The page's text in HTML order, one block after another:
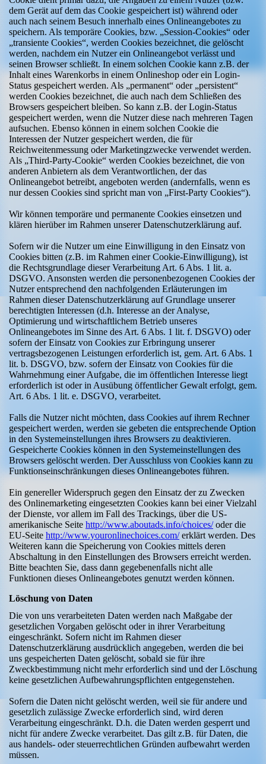
dem Gerät auf dem das Cookie gespeichert ist) während oder
auch nach seinem Besuch innerhalb eines Onlineangebotes zu
speichern. Als temporäre Cookies, bzw. „Session-Cookies“ oder
„transiente Cookies“, werden Cookies bezeichnet, die gelöscht
werden, nachdem ein Nutzer ein Onlineangebot verlässt und
seinen Browser schließt. In einem solchen Cookie kann z.B. der
Inhalt eines Warenkorbs in einem Onlineshop oder ein Login-
Status gespeichert werden. Als „permanent“ oder „persistent“
werden Cookies bezeichnet, die auch nach dem Schließen des
Browsers gespeichert bleiben. So kann z.B. der Login-Status
gespeichert werden, wenn die Nutzer diese nach mehreren Tagen
aufsuchen. Ebenso können in einem solchen Cookie die
Interessen der Nutzer gespeichert werden, die für
Reichweitenmessung oder Marketingzwecke verwendet werden.
Als „Third-Party-Cookie“ werden Cookies bezeichnet, die von
anderen Anbietern als dem Verantwortlichen, der das
Onlineangebot betreibt, angeboten werden (andernfalls, wenn es
nur dessen Cookies sind spricht man von „First-Party Cookies“).
Wir können temporäre und permanente Cookies einsetzen und
klären hierüber im Rahmen unserer Datenschutzerklärung auf.
Sofern wir die Nutzer um eine Einwilligung in den Einsatz von
Cookies bitten (z.B. im Rahmen einer Cookie-Einwilligung), ist
die Rechtsgrundlage dieser Verarbeitung Art. 6 Abs. 1 lit. a.
DSGVO. Ansonsten werden die personenbezogenen Cookies der
Nutzer entsprechend den nachfolgenden Erläuterungen im
Rahmen dieser Datenschutzerklärung auf Grundlage unserer
berechtigten Interessen (d.h. Interesse an der Analyse,
Optimierung und wirtschaftlichem Betrieb unseres
Onlineangebotes im Sinne des Art. 6 Abs. 1 lit. f. DSGVO) oder
sofern der Einsatz von Cookies zur Erbringung unserer
vertragsbezogenen Leistungen erforderlich ist, gem. Art. 6 Abs. 1
lit. b. DSGVO, bzw. sofern der Einsatz von Cookies für die
Wahrnehmung einer Aufgabe, die im öffentlichen Interesse liegt
erforderlich ist oder in Ausübung öffentlicher Gewalt erfolgt, gem.
Art. 6 Abs. 1 lit. e. DSGVO, verarbeitet.
Falls die Nutzer nicht möchten, dass Cookies auf ihrem Rechner
gespeichert werden, werden sie gebeten die entsprechende Option
in den Systemeinstellungen ihres Browsers zu deaktivieren.
Gespeicherte Cookies können in den Systemeinstellungen des
Browsers gelöscht werden. Der Ausschluss von Cookies kann zu
Funktionseinschränkungen dieses Onlineangebotes führen.
Ein genereller Widerspruch gegen den Einsatz der zu Zwecken
des Onlinemarketing eingesetzten Cookies kann bei einer Vielzahl
der Dienste, vor allem im Fall des Trackings, über die US-
amerikanische Seite http://www.aboutads.info/choices/oder die
EU-Seite http://www.youronlinechoices.com/erklärt werden. Des
Weiteren kann die Speicherung von Cookies mittels deren
Abschaltung in den Einstellungen des Browsers erreicht werden.
Bitte beachten Sie, dass dann gegebenenfalls nicht alle
Funktionen dieses Onlineangebotes genutzt werden können.
Löschung von Daten
Die von uns verarbeiteten Daten werden nach Maßgabe der
gesetzlichen Vorgaben gelöscht oder in ihrer Verarbeitung
eingeschränkt. Sofern nicht im Rahmen dieser
Datenschutzerklärung ausdrücklich angegeben, werden die bei
uns gespeicherten Daten gelöscht, sobald sie für ihre
Zweckbestimmung nicht mehr erforderlich sind und der Löschung
keine gesetzlichen Aufbewahrungspflichten entgegenstehen.
Sofern die Daten nicht gelöscht werden, weil sie für andere und
gesetzlich zulässige Zwecke erforderlich sind, wird deren
Verarbeitung eingeschränkt. D.h. die Daten werden gesperrt und
nicht für andere Zwecke verarbeitet. Das gilt z.B. für Daten, die
aus handels- oder steuerrechtlichen Gründen aufbewahrt werden
müssen.